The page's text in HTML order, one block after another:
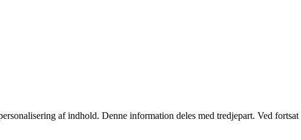
af indhold. Denne information deles med tredjepart. Ved